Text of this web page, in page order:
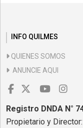
INFO QUILMES
QUIENES SOMOS
ANUNCIE AQUI
Registro DNDA N°
Propietario y